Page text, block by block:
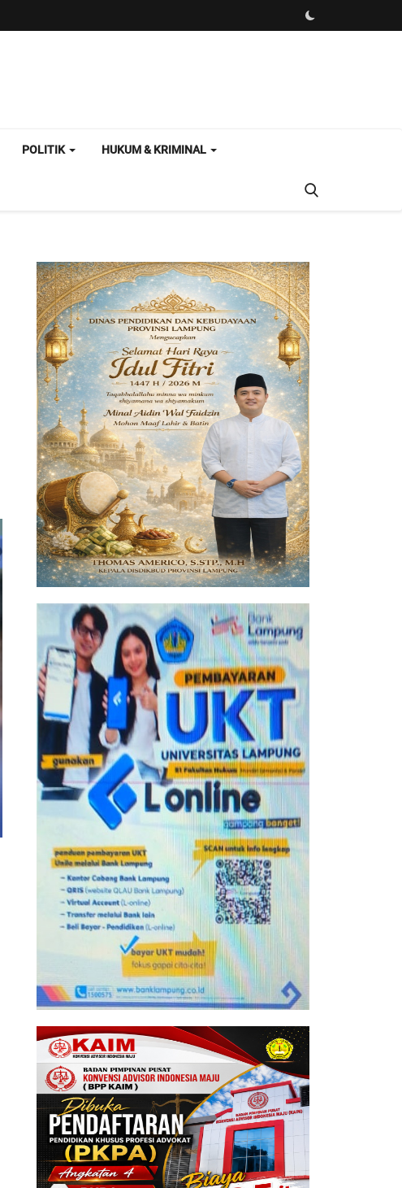
POLITIK HUKUM & KRIMINAL